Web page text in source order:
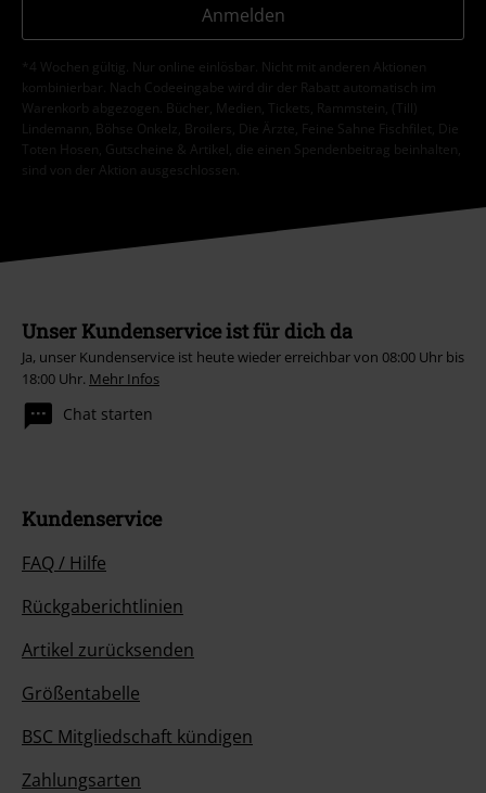
Anmelden
*4 Wochen gültig. Nur online einlösbar. Nicht mit anderen Aktionen
kombinierbar. Nach Codeeingabe wird dir der Rabatt automatisch im
Warenkorb abgezogen. Bücher, Medien, Tickets, Rammstein, (Till)
Lindemann, Böhse Onkelz, Broilers, Die Ärzte, Feine Sahne Fischfilet, Die
Toten Hosen, Gutscheine & Artikel, die einen Spendenbeitrag beinhalten,
sind von der Aktion ausgeschlossen.
Unser Kundenservice ist für dich da
Ja, unser Kundenservice ist heute wieder erreichbar von 08:00 Uhr bis
18:00 Uhr. Mehr Infos
Chat starten
Kundenservice
FAQ / Hilfe
Rückgaberichtlinien
Artikel zurücksenden
Größentabelle
BSC Mitgliedschaft kündigen
Zahlungsarten